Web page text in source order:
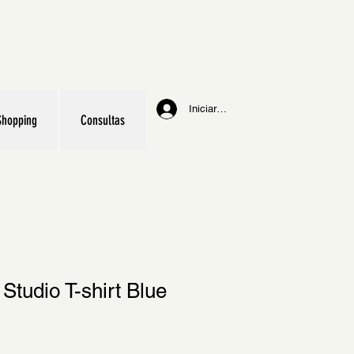
Consultas
Iniciar sesión
T-shirt Blue